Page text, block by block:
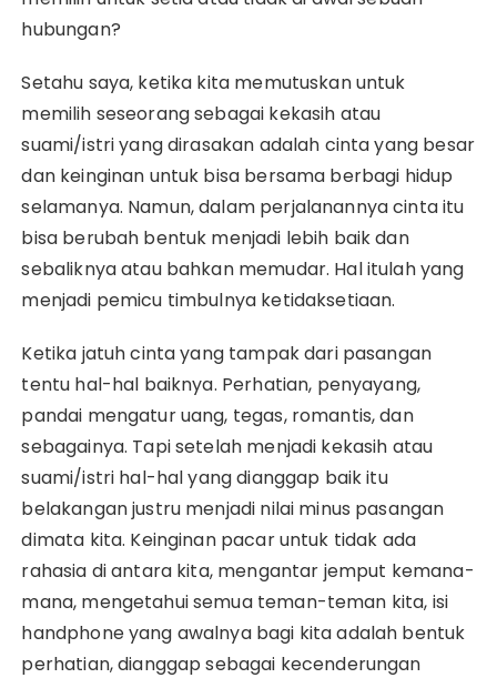
hubungan?
Setahu saya, ketika kita memutuskan untuk
memilih seseorang sebagai kekasih atau
suami/istri yang dirasakan adalah cinta yang besar
dan keinginan untuk bisa bersama berbagi hidup
selamanya. Namun, dalam perjalanannya cinta itu
bisa berubah bentuk menjadi lebih baik dan
sebaliknya atau bahkan memudar. Hal itulah yang
menjadi pemicu timbulnya ketidaksetiaan.
Ketika jatuh cinta yang tampak dari pasangan
tentu hal-hal baiknya. Perhatian, penyayang,
pandai mengatur uang, tegas, romantis, dan
sebagainya. Tapi setelah menjadi kekasih atau
suami/istri hal-hal yang dianggap baik itu
belakangan justru menjadi nilai minus pasangan
dimata kita. Keinginan pacar untuk tidak ada
rahasia di antara kita, mengantar jemput kemana-
mana, mengetahui semua teman-teman kita, isi
handphone yang awalnya bagi kita adalah bentuk
perhatian, dianggap sebagai kecenderungan